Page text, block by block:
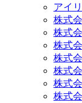
アイ
株式
株式
株式
株式
株式
株式
株式